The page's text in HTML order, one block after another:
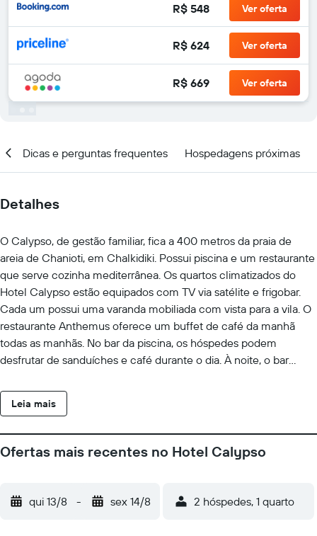
R$ 548 Ver oferta
R$ 624 Ver oferta
R$ 669 Ver oferta
Dicas e perguntas frequentes Hospedagens próximas
Detalhes
O Calypso, de gestão familiar, fica a 400 metros da praia de
areia de Chanioti, em Chalkidiki. Possui piscina e um restaurante
que serve cozinha mediterrânea. Os quartos climatizados do
Hotel Calypso estão equipados com TV via satélite e frigobar.
Cada um possui uma varanda mobiliada com vista para a vila. O
restaurante Anthemus oferece um buffet de café da manhã
todas as manhãs. No bar da piscina, os hóspedes podem
desfrutar de sanduíches e café durante o dia. À noite, o bar
As instalações para esportes aquáticos, uma quadra de tênis e
uma quadra de basquete estão a 3 minutos de caminhada. O
bares à beira-mar. O Aeroporto Internacional da Macedônia fica
Leia mais
Ofertas mais recentes no Hotel Calypso
qui 13/8 - sex 14/8 2 hóspedes, 1 quarto